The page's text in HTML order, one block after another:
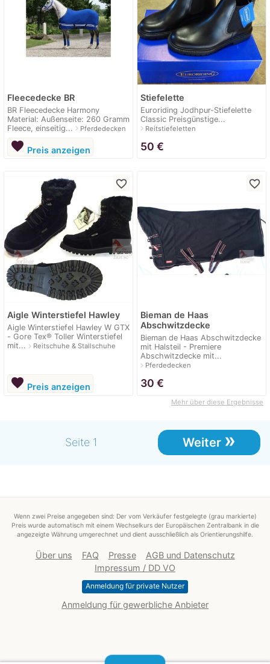
Fleecedecke BR
BR Fleecedecke Harmony
Material: Außenseite: 260 Gramm
Fleece, einseitig... navigate_nextPferdedecken
favorite Preis anzeigen
Stiefelette
Euroriding Jodhpur-Stiefelette
Classic Preisgünstige...
navigate_nextReitstiefeletten
50 €
favorite_border
Aigle Winterstiefel Hawley
Aigle Winterstiefel Hawley W GTX
- Gore Tex® Toller Winterstiefel
mit... navigate_nextReitschuhe & Stallschuhe
favorite Preis anzeigen
favorite_border
Bieman de Haas
Abschwitzdecke
Bieman de Haas Abschwitzdecke
mit Halsteil - Premiere
Abschwitzdecke mit...
navigate_nextPferdedecken
30 €
Mehr über diese Ergebnisse
Seite 1 Weiter »
Wenn zwei Preise angegeben sind: Der vom Verkäufer festgelegte (grau markierte)
Preis wurde automatisch mit einem Wechselkurs der Europäischen Zentralbank in die
angezeigte Währung umgerechnet und dient ausschließlich als Orientierungshilfe.
Über uns FAQ Presse
AGB und Datenschutz
Impressum / DD VO
Anmeldung für private Nutzer
Anmeldung für gewerbliche Anbieter